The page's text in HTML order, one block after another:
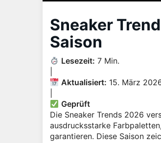
Sneaker
Saison
Lesezeit: 7 Min.
Aktualisiert: 15. März
Geprüft
Die Sneaker Trends 2026
ausdrucksstarke
garantieren. Diese Saison